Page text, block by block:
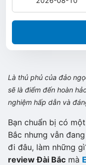
Là thủ phủ của đảo
sẽ là điểm đến hoàn
nghiệm hấp dẫn và
Bạn chuẩn bị có
Bắc nhưng vẫn
đi đâu, làm những
review Đài Bắc mà